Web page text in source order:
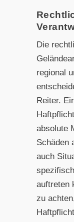
Die
regional
Reiter.
absolute
Schäden
auch
auftreten
zu